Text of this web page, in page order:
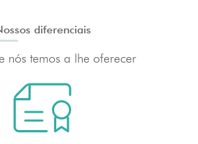
diferenciais
nós temos a lhe oferecer